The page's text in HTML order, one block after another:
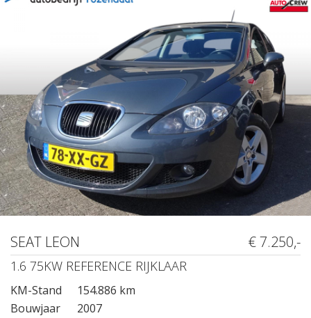
SEAT LEON € 7.250,-
1.6 75KW REFERENCE RIJKLAAR
KM-Stand
154.886 km
Bouwjaar
2007